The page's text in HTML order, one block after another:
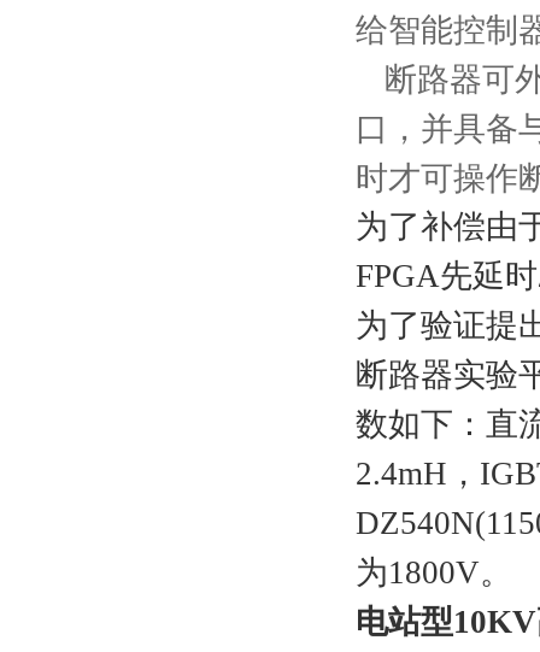
给智能控制
断路器可
口，并具备
时才可操作
为了补偿由
FPGA先延
为了验证提
断路器实验
数如下：直
2.4mH，
为1800V。
电站型